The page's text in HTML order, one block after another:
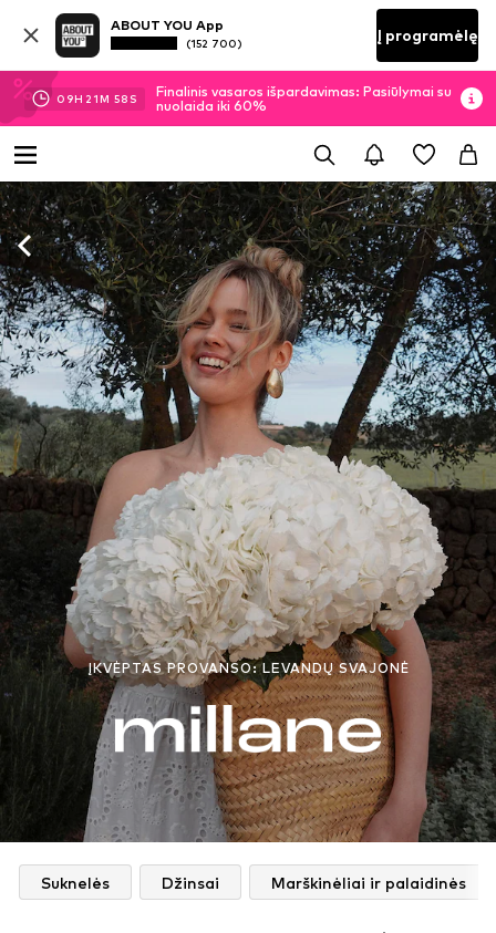
ABOUT YOU App
(152 700) Į programėlę
09H 21M 56 S
Finalinis vasaros išpardavimas: Pasiūlymai su
nuolaida iki 60%
ĮKVĖPTAS PROVANSO: LEVANDŲ SVAJONĖ
Suknelės Džinsai Marškinėliai ir palaidinės